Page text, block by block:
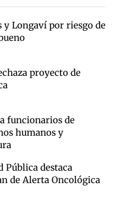
y Longaví por riesgo de
proyecto de
funcionarios de
humanos y
Pública destaca
de Alerta Oncológica